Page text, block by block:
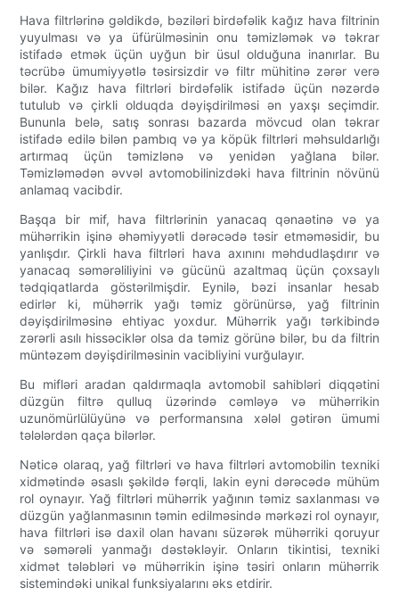
Hava filtrlərinə gəldikdə, bəziləri birdəfəlik kağız hava filtrinin
yuyulması və ya üfürülməsinin onu təmizləmək və təkrar
istifadə etmək üçün uyğun bir üsul olduğuna inanırlar. Bu
təcrübə ümumiyyətlə təsirsizdir və filtr mühitinə zərər verə
bilər. Kağız hava filtrləri birdəfəlik istifadə üçün nəzərdə
tutulub və çirkli olduqda dəyişdirilməsi ən yaxşı seçimdir.
Bununla belə, satış sonrası bazarda mövcud olan təkrar
istifadə edilə bilən pambıq və ya köpük filtrləri məhsuldarlığı
artırmaq üçün təmizlənə və yenidən yağlana bilər.
Təmizləmədən əvvəl avtomobilinizdəki hava filtrinin növünü
anlamaq vacibdir.
Başqa bir mif, hava filtrlərinin yanacaq qənaətinə və ya
mühərrikin işinə əhəmiyyətli dərəcədə təsir etməməsidir, bu
yanlışdır. Çirkli hava filtrləri hava axınını məhdudlaşdırır və
yanacaq səmərəliliyini və gücünü azaltmaq üçün çoxsaylı
tədqiqatlarda göstərilmişdir. Eynilə, bəzi insanlar hesab
edirlər ki, mühərrik yağı təmiz görünürsə, yağ filtrinin
dəyişdirilməsinə ehtiyac yoxdur. Mühərrik yağı tərkibində
zərərli asılı hissəciklər olsa da təmiz görünə bilər, bu da filtrin
müntəzəm dəyişdirilməsinin vacibliyini vurğulayır.
Bu mifləri aradan qaldırmaqla avtomobil sahibləri diqqətini
düzgün filtrə qulluq üzərində cəmləyə və mühərrikin
uzunömürlülüyünə və performansına xələl gətirən ümumi
tələlərdən qaça bilərlər.
Nəticə olaraq, yağ filtrləri və hava filtrləri avtomobilin texniki
xidmətində əsaslı şəkildə fərqli, lakin eyni dərəcədə mühüm
rol oynayır. Yağ filtrləri mühərrik yağının təmiz saxlanması və
düzgün yağlanmasının təmin edilməsində mərkəzi rol oynayır,
hava filtrləri isə daxil olan havanı süzərək mühərriki qoruyur
və səmərəli yanmağı dəstəkləyir. Onların tikintisi, texniki
xidmət tələbləri və mühərrikin işinə təsiri onların mühərrik
sistemindəki unikal funksiyalarını əks etdirir.